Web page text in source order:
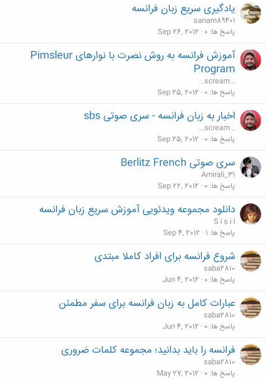
یادگیری سریع زبان فرانسه
sanam89401
پاسخ ها 0
Sep 26, 2012
آموزش فرانسه به روش نصرت با نوارهای Pimsleur
Program
...scream...
پاسخ ها 0
Sep 25, 2012
اخبار به زبان فرانسه - سری صوتی sbs
...scream...
پاسخ ها 0
Sep 25, 2012
سری صوتی Berlitz French
Amirali_31
پاسخ ها 0
Sep 22, 2012
دانلود مجموعه ویدئویی آموزش سریع زبان فرانسه
S i s i l
پاسخ ها 1
Sep 4, 2012
شروع فرانسه برای افراد کاملا مبتدی
saba2810
پاسخ ها 0
Jun 4, 2012
عبارات کامل به زبان فرانسه برای سفر مطمئن
saba2810
پاسخ ها 0
Jun 4, 2012
فرانسه را باید بدانید؛ مجموعه کلمات ضروری
saba2810
پاسخ ها 0
May 27, 2012